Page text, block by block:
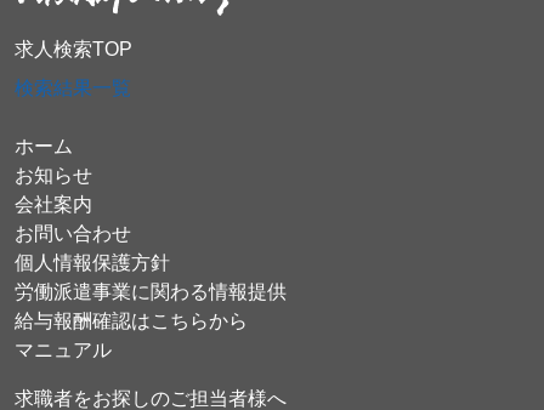
求人検索TOP
検索結果一覧
ホーム
お知らせ
会社案内
お問い合わせ
個人情報保護方針
労働派遣事業に関わる情報提供
給与報酬確認はこちらから
マニュアル
求職者をお探しのご担当者様へ